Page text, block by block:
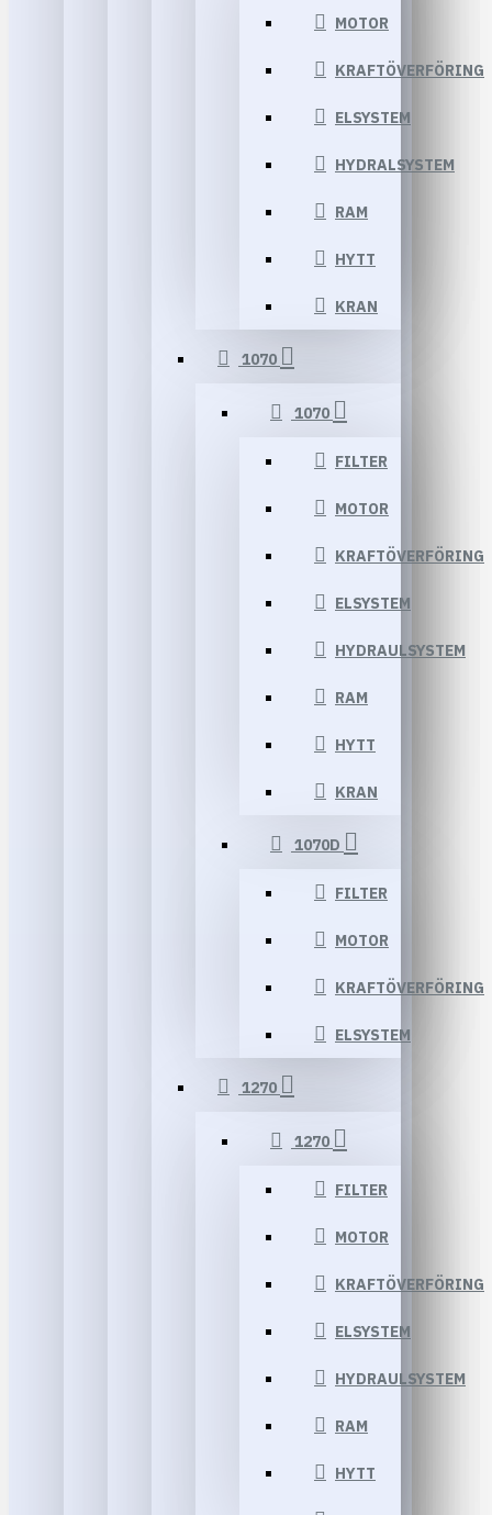
MOTOR
KRAFTÖVERFÖRING
ELSYSTEM
HYDRALSYSTEM
RAM
HYTT
KRAN
1070
1070
FILTER
MOTOR
KRAFTÖVERFÖRING
ELSYSTEM
HYDRAULSYSTEM
RAM
HYTT
KRAN
1070D
FILTER
MOTOR
KRAFTÖVERFÖRING
ELSYSTEM
1270
1270
FILTER
MOTOR
KRAFTÖVERFÖRING
ELSYSTEM
HYDRAULSYSTEM
RAM
HYTT